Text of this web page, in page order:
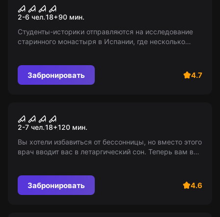
Легенда Торквемады
2-6 чел.18+90 мин.
Студенты-историки отправляются на исследование
старинного монастыря в Испании, где несколько
Забронировать 4.7
Летаргия
2-7 чел.18+120 мин.
Вы хотели избавиться от бессонницы, но вместо этого
врач вводит вас в летаргический сон. Теперь вам во
Забронировать 4.6